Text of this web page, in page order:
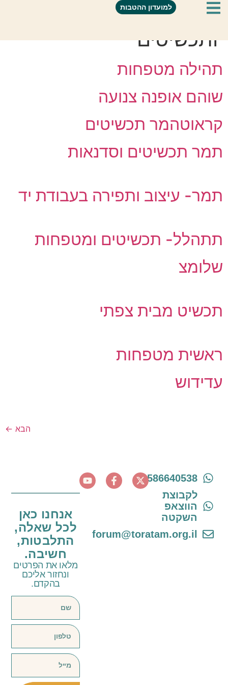
למועדון ההטבות
קטגוריה:אופנה
ותכשיטים
תהילה מטפחות
שוהם אופנה צנועה
קראוטהמר תכשיטים
תמר תכשיטים וסדנאות
תמר- עיצוב ותפירה בעבודת יד
תתהלל- תכשיטים ומטפחות
שלומצ
תכשיט מבית צפתי
ראשית מטפחות
עדידוש
הבא ←
0586640538
לקבוצת
הווצאפ
השקטה
forum@toratam.org.il
אנחנו כאן
לכל שאלה,
התלבטות,
חשיבה.
מלאו את הפרטים
ונחזור אליכם
בהקדם.